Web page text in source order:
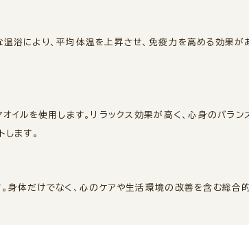
浴により、平均体温を上昇させ、免疫力を高める効果が
イルを使用します。リラックス効果が高く、心身のバラ
ます。
身体だけでなく、心のケアや生活環境の改善を含む総合